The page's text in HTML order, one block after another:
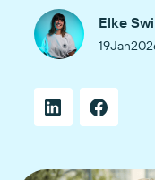
Elke
19Jan